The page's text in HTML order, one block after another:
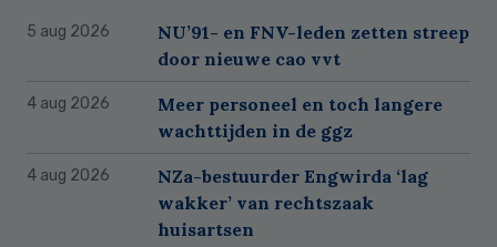
5 aug 2026
NU’91- en FNV-leden zetten streep
door nieuwe cao vvt
4 aug 2026
Meer personeel en toch langere
wachttijden in de ggz
4 aug 2026
NZa-bestuurder Engwirda ‘lag
wakker’ van rechtszaak
huisartsen